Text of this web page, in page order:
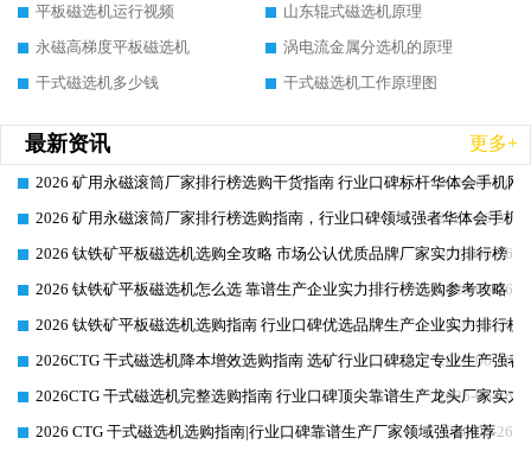
平板磁选机运行视频
山东辊式磁选机原理
永磁高梯度平板磁选机
涡电流金属分选机的原理
干式磁选机多少钱
干式磁选机工作原理图
最新资讯 更多+
2026-06-26
2026 矿用永磁滚筒厂家排行榜选购干货指南 行业口碑标杆华体会手机网
2026-06-26
2026 矿用永磁滚筒厂家排行榜选购指南，行业口碑领域强者华体会手机
2026-06-26
2026 钛铁矿平板磁选机选购全攻略 市场公认优质品牌厂家实力排行榜
2026-06-26
2026 钛铁矿平板磁选机怎么选 靠谱生产企业实力排行榜选购参考攻略
2026-06-26
2026 钛铁矿平板磁选机选购指南 行业口碑优选品牌生产企业实力排行榜
2026-06-26
2026CTG 干式磁选机降本增效选购指南 选矿行业口碑稳定专业生产强者
2026-06-26
2026CTG 干式磁选机完整选购指南 行业口碑顶尖靠谱生产龙头厂家实力
2026-06-26
2026 CTG 干式磁选机选购指南|行业口碑靠谱生产厂家领域强者推荐